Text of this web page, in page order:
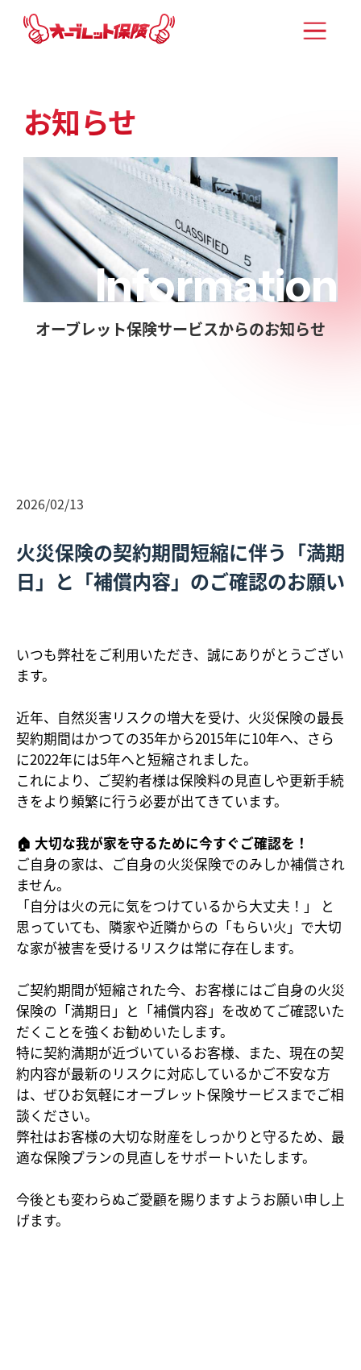
お知らせ
Information
オーブレット保険サービスからのお知らせ
2026/02/13
火災保険の契約期間短縮に伴う「満期
日」と「補償内容」のご確認のお願い
いつも弊社をご利用いただき、誠にありがとうござい
ます。
近年、自然災害リスクの増大を受け、火災保険の最長
契約期間はかつての35年から2015年に10年へ、さら
に2022年には5年へと短縮されました。
これにより、ご契約者様は保険料の見直しや更新手続
きをより頻繁に行う必要が出てきています。
🏠 大切な我が家を守るために今すぐご確認を！
ご自身の家は、ご自身の火災保険でのみしか補償され
ません。
「自分は火の元に気をつけているから大丈夫！」 と
思っていても、隣家や近隣からの「もらい火」で大切
な家が被害を受けるリスクは常に存在します。
ご契約期間が短縮された今、お客様にはご自身の火災
保険の「満期日」と「補償内容」を改めてご確認いた
だくことを強くお勧めいたします。
特に契約満期が近づいているお客様、また、現在の契
約内容が最新のリスクに対応しているかご不安な方
は、ぜひお気軽にオーブレット保険サービスまでご相
談ください。
弊社はお客様の大切な財産をしっかりと守るため、最
適な保険プランの見直しをサポートいたします。
今後とも変わらぬご愛顧を賜りますようお願い申し上
げます。